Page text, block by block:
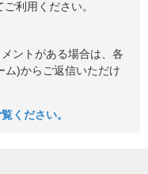
利用ください。
ントがある場合は、各
ム)からご返信いただけ
ください。